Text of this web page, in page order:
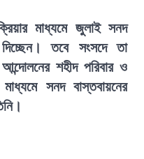
মাধ্যমে জুলাই সনদ
দিচ্ছেন। তবে সংসদে তা
শহীদ পরিবার ও
সনদ বাস্তবায়নের